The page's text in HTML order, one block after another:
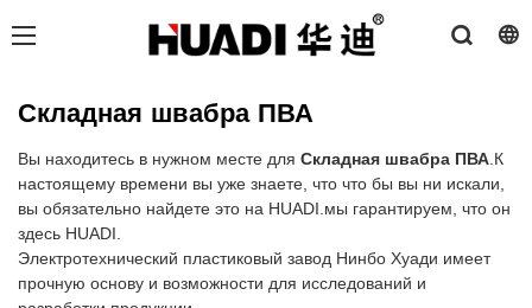
Складная швабра ПВА
Вы находитесь в нужном месте для Складная швабра ПВА.К
настоящему времени вы уже знаете, что что бы вы ни искали,
вы обязательно найдете это на HUADI.мы гарантируем, что он
здесь HUADI.
Электротехнический пластиковый завод Нинбо Хуади имеет
прочную основу и возможности для исследований и